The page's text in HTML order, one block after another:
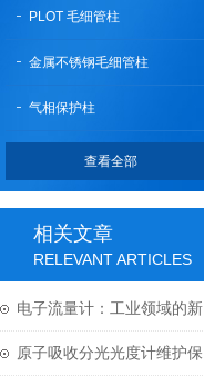
PLOT 毛细管柱
金属不锈钢毛细管柱
气相保护柱
查看全部
相关文章
RELEVANT ARTICLES
电子流量计：工业领域的新
动力
原子吸收分光光度计维护保